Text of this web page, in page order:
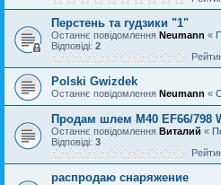
Перстень та гудзики "1"
Останнє повідомлення Neumann «
Відповіді: 2
Polski Gwizdek
Останнє повідомлення Neumann «
Продам шлем M40 EF66/798
Останнє повідомлення Виталий «
Відповіді: 3
распродаю снаряжение